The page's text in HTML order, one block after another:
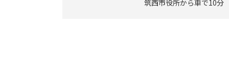
筑西市役所から車で10分